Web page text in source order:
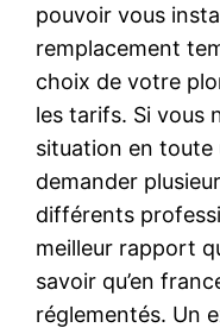
pouvoir vous
remplacement
choix de votre
les tarifs. Si vous
situation en toute
demander
différents
meilleur rapport
savoir qu’en
réglementés. Un